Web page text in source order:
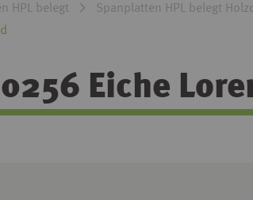
HPL belegt Spanplatten HPL belegt
Eiche